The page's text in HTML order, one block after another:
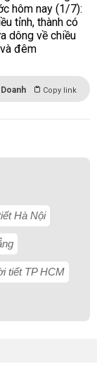
Copy link
Hà Nội
tiết TP HCM